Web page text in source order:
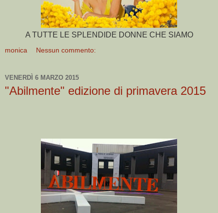
A TUTTE LE SPLENDIDE DONNE CHE SIAMO
monica Nessun commento:
VENERDÌ 6 MARZO 2015
"Abilmente" edizione di primavera 2015